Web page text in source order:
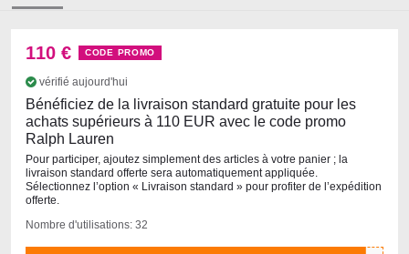
110 € CODE PROMO
vérifié aujourd'hui
Bénéficiez de la livraison standard gratuite pour les
achats supérieurs à 110 EUR avec le code promo
Ralph Lauren
Pour participer, ajoutez simplement des articles à votre panier ; la
livraison standard offerte sera automatiquement appliquée.
Sélectionnez l’option « Livraison standard » pour profiter de l’expédition
offerte.
Nombre d'utilisations: 32